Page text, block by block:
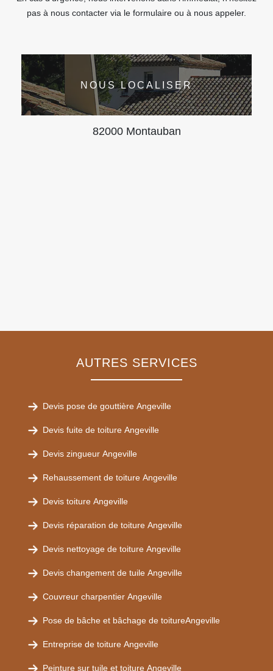
pas à nous contacter via le formulaire ou à nous appeler.
NOUS LOCALISER
82000 Montauban
AUTRES SERVICES
Devis pose de gouttière Angeville
Devis fuite de toiture Angeville
Devis zingueur Angeville
Rehaussement de toiture Angeville
Devis toiture Angeville
Devis réparation de toiture Angeville
Devis nettoyage de toiture Angeville
Devis changement de tuile Angeville
Couvreur charpentier Angeville
Pose de bâche et bâchage de toitureAngeville
Entreprise de toiture Angeville
Peinture sur tuile et toiture Angeville